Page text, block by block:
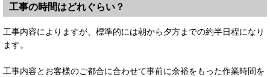
工事の時間はどれぐらい？
工事内容によりますが、標準的には朝から夕方までの約半日程になり
ます。
工事内容とお客様のご都合に合わせて事前に余裕をもった作業時間を